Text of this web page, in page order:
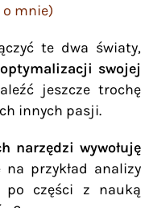
o mnie)
te dwa światy,
swojej
jeszcze trochę
innych pasji.
narzędzi wywołuję
na przykład analizy
po części z nauką